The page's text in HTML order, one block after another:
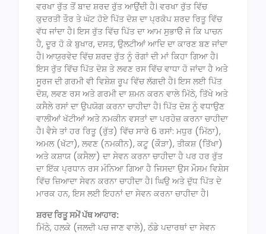
ਵਰਖਾ ਰੁੱਤ ਤੋਂ ਬਾਦ ਸ਼ਰਦ ਰੁੱਤ ਆਉਂਦੀ ਹੈ। ਵਰਖਾ ਰੁੱਤ ਵਿੱਚ
ਕੁਦਰਤੀ ਤੌਰ ਤੇ ਘੱਟ ਹੋਏ ਪਿੱਤ ਦੋਸ਼ ਦਾ ਪ੍ਰਕੋਪ ਸ਼ਰਦ ਰਿਤੂ ਵਿੱਚ
ਵੱਧ ਜਾਂਦਾ ਹੈ। ਇਸ ਰੁੱਤ ਵਿੱਚ ਪਿੱਤ ਦਾ ਆਮ ਸੁਭਾੳੇ ਜੋ ਕਿ ਪਾਚਨ
ਹੈ, ਦੂਰ ਹੋ ਕੇ ਬੁਖਾਰ, ਦਸਤ, ਉਲਟੀਆਂ ਆਦਿ ਦਾ ਕਾਰਣ ਬਣ ਜਾਂਦਾ
ਹੈ। ਆਯੁਰਵੇਦ ਵਿੱਚ ਸ਼ਰਦ ਰੁੱਤ ਨੂੰ ਰੋਗਾਂ ਦੀ ਮਾਂ ਕਿਹਾ ਗਿਆ ਹੈ।
ਇਸ ਰੁੱਤ ਵਿੱਚ ਪਿੱਤ ਦੋਸ਼ ਤੇ ਲਵਣ ਰਸ ਵਿੱਚ ਵਾਧਾ ਹੋ ਜਾਂਦਾ ਹੈ ਅਤੇ
ਸੂਰਜ ਦੀ ਗਰਮੀ ਵੀ ਵਿਸ਼ੇਸ਼ ਰੂਪ ਵਿੱਚ ਲੱਗਦੀ ਹੈ। ਇਸ ਲਈ ਪਿੱਤ
ਦੋਸ਼, ਲਵਣ ਰਸ ਅਤੇ ਗਰਮੀ ਦਾ ਸ਼ਮਨ ਕਰਨ ਵਾਲੇ ਮਿੱਠੇ, ਤਿੱਖੇ ਅਤੇ
ਕਸੈਲੇ ਰਸਾਂ ਦਾ ਉਪਯੋਗ ਕਰਨਾ ਚਾਹੀਦਾ ਹੈ। ਪਿੱਤ ਦੋਸ਼ ਨੂੰ ਵਧਾਉਣ
ਵਾਲੀਆਂ ਖੱਟੀਆਂ ਅਤੇ ਨਮਕੀਨ ਵਸਤਾਂ ਦਾ ਪਰਹੇਜ਼ ਕਰਨਾ ਚਾਹੀਦਾ
ਹੈ। ਵੈਸੇ ਤਾਂ ਹਰ ਰਿਤੂ (ਰੁੱਤ) ਵਿੱਚ ਸਾਰੇ 6 ਰਸਾਂ: ਮਧੁਰ (ਮਿੱਠਾ),
ਅਮਲ (ਖੱਟਾ), ਲਵਣ (ਨਮਕੀਨ), ਕਟੂ (ਕੌੜਾ), ਤੀਕਸ਼ (ਤਿੱਖਾ)
ਅਤੇ ਕਸ਼ਾਯ (ਕਸੈਲਾ) ਦਾ ਸੇਵਨ ਕਰਨਾ ਚਾਹੀਦਾ ਹੈ ਪਰ ਹਰ ਰੁੱਤ
ਦਾ ਇੱਕ ਪ੍ਰਧਾਨ ਰਸ ਮੰਨਿਆ ਗਿਆ ਹੈ ਜਿਸਦਾ ਉਸ ਮੌਸਮ ਵਿਸ਼ੇਸ
ਵਿੱਚ ਜ਼ਿਆਦਾ ਸੇਵਨ ਕਰਨਾ ਚਾਹੀਦਾ ਹੈ। ਘਿਉ ਅਤੇ ਦੁੱਧ ਪਿੱਤ ਦੇ
ਮਾਰਕ ਹਨ, ਇਸ ਲਈ ਇਹਨਾਂ ਦਾ ਸੇਵਨ ਕਰਨਾ ਚਾਹੀਦਾ ਹੈ।
ਸ਼ਰਦ ਰਿਤੂ ਸਮੇਂ ਪੱਥ ਆਹਾਰ:
ਮਿੱਠੇ, ਹਲਕੇ (ਜਲਦੀ ਪਚ ਜਾਣ ਵਾਲੇ), ਠੰਡੇ ਪਦਾਰਥਾਂ ਦਾ ਸੇਵਨ